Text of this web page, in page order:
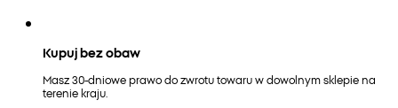
Kupuj bez obaw
Masz 30-dniowe prawo do zwrotu towaru w dowolnym sklepie na
terenie kraju.